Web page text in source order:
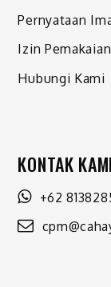
Pernyataan
Izin
Hubungi Kami
KONTAK KAMI
+62